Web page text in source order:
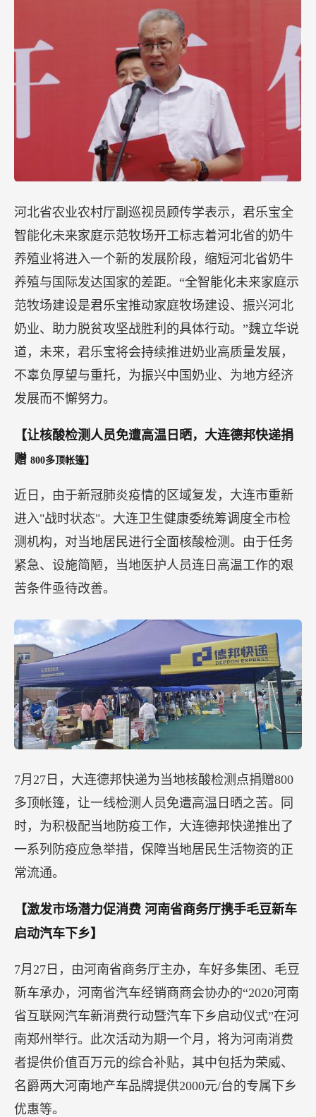
河北省农业农村厅副巡视员顾传学表示，君乐宝全
智能化未来家庭示范牧场开工标志着河北省的奶牛
养殖业将进入一个新的发展阶段，缩短河北省奶牛
养殖与国际发达国家的差距。“全智能化未来家庭示
范牧场建设是君乐宝推动家庭牧场建设、振兴河北
奶业、助力脱贫攻坚战胜利的具体行动。”魏立华说
道，未来，君乐宝将会持续推进奶业高质量发展，
不辜负厚望与重托，为振兴中国奶业、为地方经济
发展而不懈努力。
【让核酸检测人员免遭高温日晒，大连德邦快递捐
赠 800多顶帐篷】
近日，由于新冠肺炎疫情的区域复发，大连市重新
进入"战时状态"。大连卫生健康委统筹调度全市检
测机构，对当地居民进行全面核酸检测。由于任务
紧急、设施简陋，当地医护人员连日高温工作的艰
苦条件亟待改善。
7月27日，大连德邦快递为当地核酸检测点捐赠800
多顶帐篷，让一线检测人员免遭高温日晒之苦。同
时，为积极配当地防疫工作，大连德邦快递推出了
一系列防疫应急举措，保障当地居民生活物资的正
常流通。
【激发市场潜力促消费 河南省商务厅携手毛豆新车
启动汽车下乡】
7月27日，由河南省商务厅主办，车好多集团、毛豆
新车承办，河南省汽车经销商商会协办的“2020河南
省互联网汽车新消费行动暨汽车下乡启动仪式”在河
南郑州举行。此次活动为期一个月，将为河南消费
者提供价值百万元的综合补贴，其中包括为荣威、
名爵两大河南地产车品牌提供2000元/台的专属下乡
优惠等。